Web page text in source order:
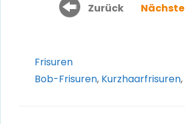
Zurück Nächste
Kategorien
Frisuren
Schlagwörter
Bob-Frisuren, Kurzhaarfrisuren,